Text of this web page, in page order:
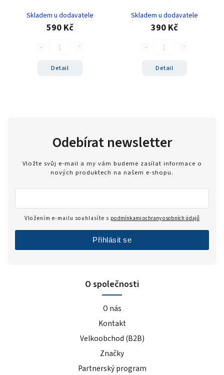
Skladem u dodavatele
590 Kč
Detail
Skladem u dodavatele
390 Kč
Detail
O společnosti
O nás
Kontakt
Velkoobchod (B2B)
Značky
Partnerský program
Odebírat newsletter
Vložte svůj e-mail a my vám budeme zasílat informace o
nových produktech na našem e-shopu.
Vložením e-mailu souhlasíte s podmínkami ochrany osobních údajů
Přihlásit se